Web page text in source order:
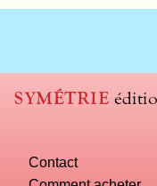
SYMÉTRIE
Contact